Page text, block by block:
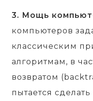
3. Мощь
компьютеров
классическим
алгоритмам, в
возвратом
пытается